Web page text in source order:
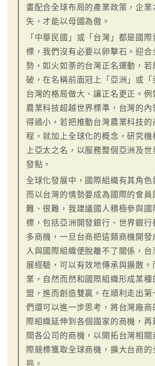
畫配合全球布局的產業政策，企業
失，才能以母國為傲。
「中華民國」或「台灣」都是國際
標，我們沒有必要以卵擊石。迎合
勢，如火如荼的台灣正名運動，若
破，在名稱前面冠上「亞洲」或「
台灣的格局做大、讓正名更正。例
農業科技超越世界標準，台灣的內
得過小，若把推動台灣農業科技的
程，就加上全球化的概念，研究機
上亞太之名，以服務整個亞洲及世
發點。
全球化發展中，國際組織有其角色
而以台灣的情勢要成為國際的會員
難、很難，我建議國人積極參與國
標，包括亞洲開發銀行、世界銀行
多商機，一旦台商把這類商機開發
人與國際組織便脫離不了關係，台
展經驗，可以有效地傳承與擴散。
業，自然而然和國際組織形成某種
盟，進而創造雙贏。在順利走出第
們還可以進一步思考，將台灣廠商
際組織延伸到各個國家的商機，再
間各公司的商機，以開拓台灣相關
際競標獲取全球商機，擴大台商的
局。